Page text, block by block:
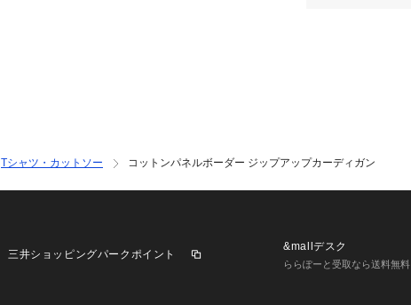
Tシャツ・カットソー コットンパネルボーダー ジップアップカーディガン
三井ショッピングパークポイント
&mallデスク
ららぽーと受取なら送料無料